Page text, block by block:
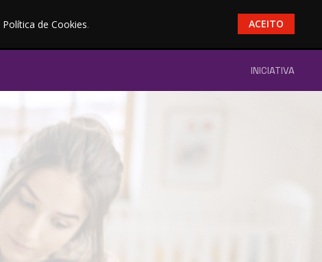
Política de Cookies. ACEITO
INICIATIVA